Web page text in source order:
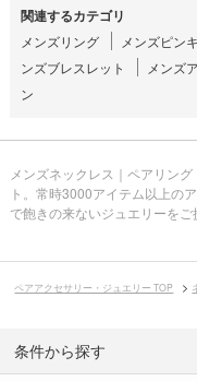
関連するカテゴリ
メンズリング メンズピン
ンズブレスレット
メンズ
ン
メンズネックレス｜ペアリン
ト。常時3000アイテム以上の
で飽きの来ないジュエリーをご
ペアアクセサリー・ジュエリー TOP
条件から探す